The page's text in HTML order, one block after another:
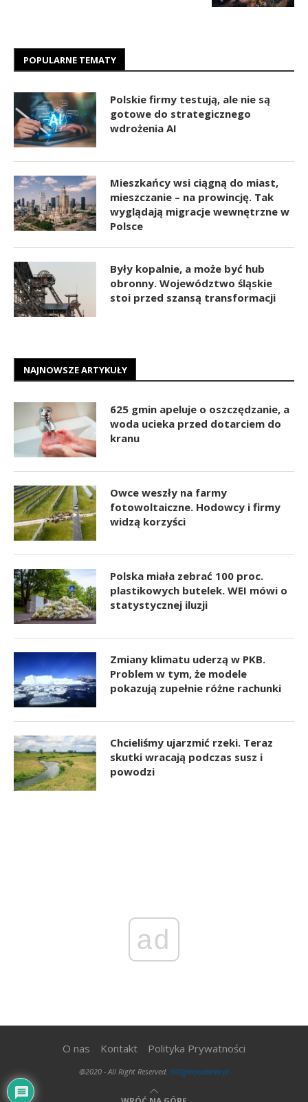
POPULARNE TEMATY
Polskie firmy testują, ale nie są
gotowe do strategicznego
wdrożenia AI
Mieszkańcy wsi ciągną do miast,
mieszczanie – na prowincję. Tak
wyglądają migracje wewnętrzne w
Polsce
Były kopalnie, a może być hub
obronny. Województwo śląskie
stoi przed szansą transformacji
NAJNOWSZE ARTYKUŁY
625 gmin apeluje o oszczędzanie, a
woda ucieka przed dotarciem do
kranu
Owce weszły na farmy
fotowoltaiczne. Hodowcy i firmy
widzą korzyści
Polska miała zebrać 100 proc.
plastikowych butelek. WEI mówi o
statystycznej iluzji
Zmiany klimatu uderzą w PKB.
Problem w tym, że modele
pokazują zupełnie różne rachunki
Chcieliśmy ujarzmić rzeki. Teraz
skutki wracają podczas susz i
powodzi
ad
O nas Kontakt Polityka Prywatności
@2020 - All Right Reserved. 300gospodarka.pl